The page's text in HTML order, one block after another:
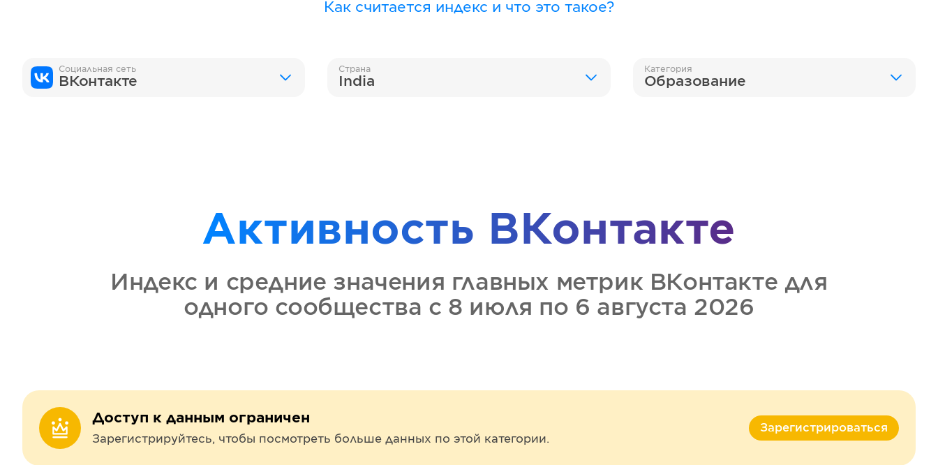
Как считается индекс и что это такое?
Социальная сеть
ВКонтакте
Страна
India
Категория
Образование
Активность ВКонтакте
Индекс и средние значения главных метрик ВКонтакте для
одного сообщества с 8 июля по 6 августа 2026
Доступ к данным ограничен
Зарегистрируйтесь, чтобы посмотреть больше данных по этой категории.
Зарегистрироваться